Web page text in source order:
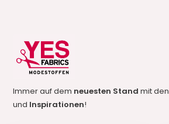
Immer auf dem neuesten Standmit den
und Inspirationen!